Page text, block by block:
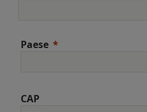
Paese
CAP